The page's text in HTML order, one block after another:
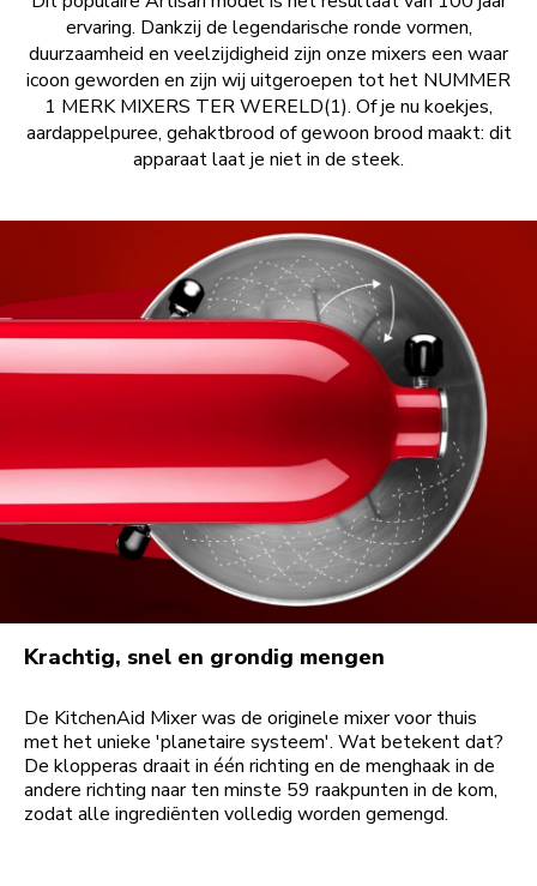
ervaring. Dankzij de legendarische ronde vormen,
duurzaamheid en veelzijdigheid zijn onze mixers een waar
icoon geworden en zijn wij uitgeroepen tot het NUMMER
1 MERK MIXERS TER WERELD(1). Of je nu koekjes,
aardappelpuree, gehaktbrood of gewoon brood maakt: dit
apparaat laat je niet in de steek.
Krachtig, snel en grondig mengen
De KitchenAid Mixer was de originele mixer voor thuis
met het unieke 'planetaire systeem'. Wat betekent dat?
De klopperas draait in één richting en de menghaak in de
andere richting naar ten minste 59 raakpunten in de kom,
zodat alle ingrediënten volledig worden gemengd.